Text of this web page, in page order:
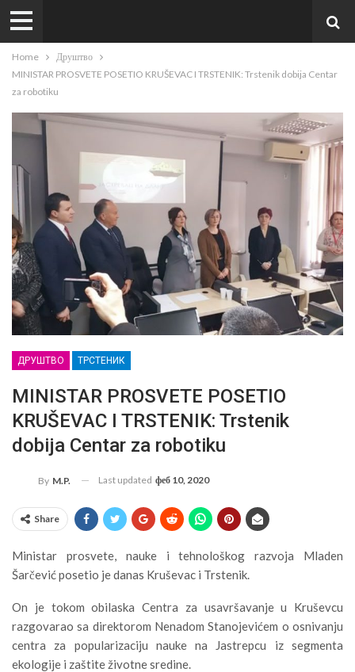
Home
Друштво
MINISTAR PROSVETE POSETIO KRUŠEVAC I TRSTENIK: Trstenik dobija Centar
za robotiku
ДРУШТВО ТРСТЕНИК
MINISTAR PROSVETE POSETIO
KRUŠEVAC I TRSTENIK: Trstenik
dobija Centar za robotiku
By M.P. Last updated феб 10, 2020
Share
Ministar prosvete, nauke i tehnološkog razvoja Mladen
Šarčević posetio je danas Kruševac i Trstenik.
On je tokom obilaska Centra za usavršavanje u Kruševcu
razgovarao sa direktorom Nenadom Stanojevićem o osnivanju
centra za popularizaciju nauke na Jastrepcu iz segmenta
ekologije i zaštite životne sredine.